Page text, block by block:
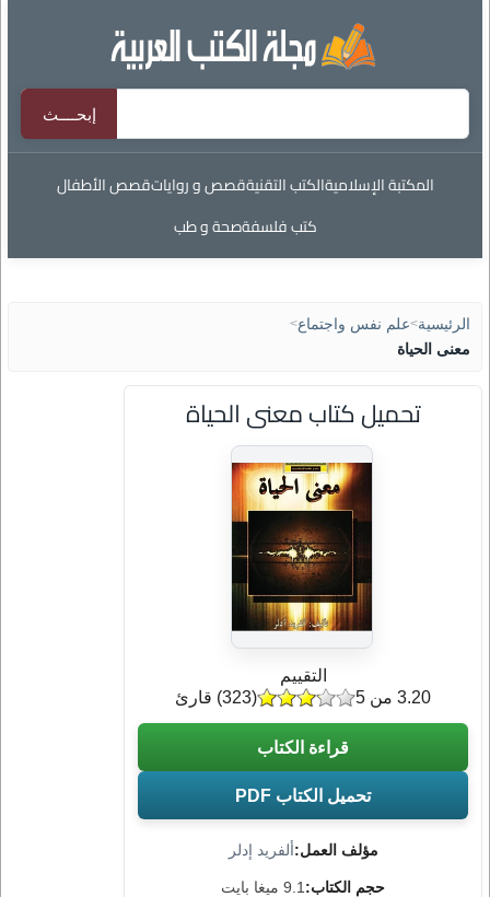
المكتبة الإسلاميةالكتب التقنيةقصص و رواياتقصص الأطفال
كتب فلسفةصحة و طب
الرئيسية>علم نفس واجتماع>
معنى الحياة
تحميل كتاب معنى الحياة
مؤلف العمل:ألفريد إدلر
حجم الكتاب: 9.1 ميغا بايت
التقييم
(
323) قارئ 3.20 من 5
قراءة الكتاب
تحميل الكتاب PDF